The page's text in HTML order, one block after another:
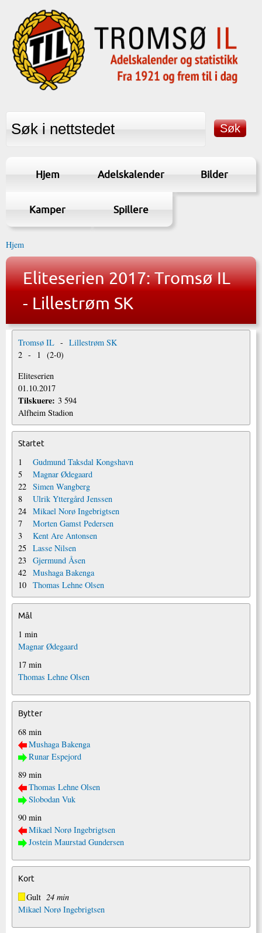
Hjem Adelskalender Bilder
Kamper Spillere
Hjem
Eliteserien 2017: Tromsø IL
- Lillestrøm SK
Tromsø IL - Lillestrøm SK
2 - 1 (2-0)
Eliteserien
01.10.2017
Tilskuere: 3 594
Alfheim Stadion
Startet
1
Gudmund Taksdal Kongshavn
5
Magnar Ødegaard
22 Simen Wangberg
8
Ulrik Yttergård Jenssen
24 Mikael Norø Ingebrigtsen
7
Morten Gamst Pedersen
3
Kent Are Antonsen
25 Lasse Nilsen
23 Gjermund Åsen
42 Mushaga Bakenga
10 Thomas Lehne Olsen
Mål
1 min
Magnar Ødegaard
17 min
Thomas Lehne Olsen
Bytter
68 min
Mushaga Bakenga
Runar Espejord
89 min
Thomas Lehne Olsen
Slobodan Vuk
90 min
Mikael Norø Ingebrigtsen
Jostein Maurstad Gundersen
Kort
Gult 24 min
Mikael Norø Ingebrigtsen